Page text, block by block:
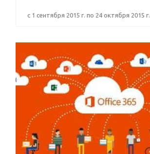
c 1 сентября 2015 г. по 24 октября 2015 г.